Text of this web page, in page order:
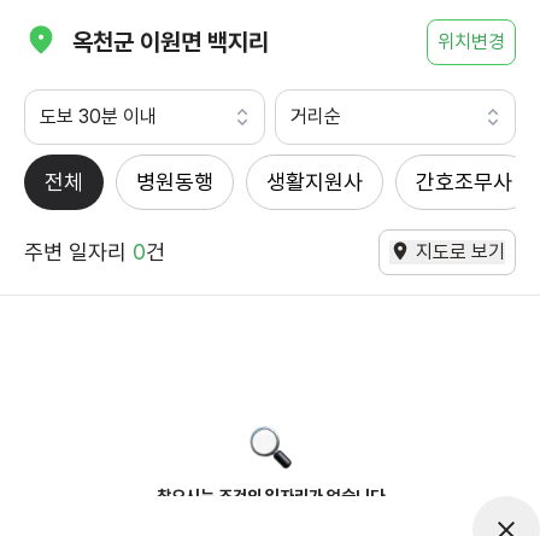
옥천군 이원면 백지리 위치변경
도보 30분 이내 거리순
전체 병원동행 생활지원사 간호조무사
주변 일자리 0건 지도로 보기
찾으시는 조건의 일자리가 없습니다